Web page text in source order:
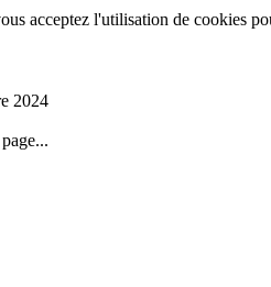
acceptez l'utilisation de cookies
2024